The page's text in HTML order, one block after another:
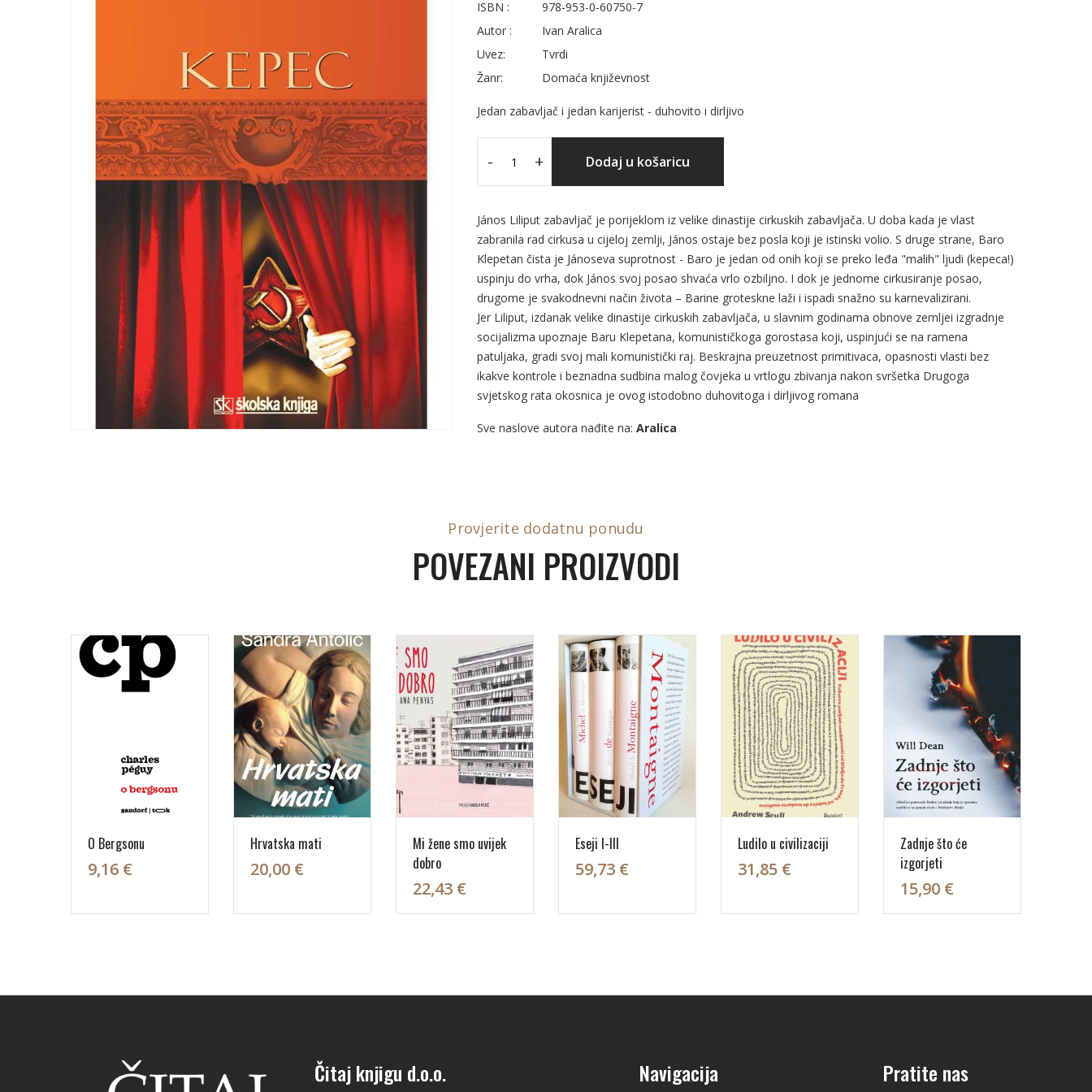
ISBN :
978-953-0-60750-7
Autor :
Ivan Aralica
Uvez:
Tvrdi
Žanr:
Domaća književnost
Jedan zabavljač i jedan karijerist - duhovito i dirljivo
- + Dodaj u košaricu
János Liliput zabavljač je porijeklom iz velike dinastije cirkuskih zabavljača. U doba kada je vlast
zabranila rad cirkusa u cijeloj zemlji, János ostaje bez posla koji je istinski volio. S druge strane, Baro
Klepetan čista je Jánoseva suprotnost - Baro je jedan od onih koji se preko leđa "malih" ljudi (kepeca!)
uspinju do vrha, dok János svoj posao shvaća vrlo ozbiljno. I dok je jednome cirkusiranje posao,
drugome je svakodnevni način života – Barine groteskne laži i ispadi snažno su karnevalizirani.
Jer Liliput, izdanak velike dinastije cirkuskih zabavljača, u slavnim godinama obnove zemljei izgradnje
socijalizma upoznaje Baru Klepetana, komunističkoga gorostasa koji, uspinjući se na ramena
patuljaka, gradi svoj mali komunistički raj. Beskrajna preuzetnost primitivaca, opasnosti vlasti bez
ikakve kontrole i beznadna sudbina malog čovjeka u vrtlogu zbivanja nakon svršetka Drugoga
svjetskog rata okosnica je ovog istodobno duhovitoga i dirljivog romana
Sve naslove autora nađite na: Aralica
Provjerite dodatnu ponudu
POVEZANI PROIZVODI
O Bergsonu
9,16 €
Hrvatska mati
20,00 €
Mi žene smo uvijek
dobro
22,43 €
Eseji I-III
59,73 €
Ludilo u civilizaciji
31,85 €
Zadnje što će
izgorjeti
15,90 €
Čitaj knjigu d.o.o. Navigacija Pratite nas